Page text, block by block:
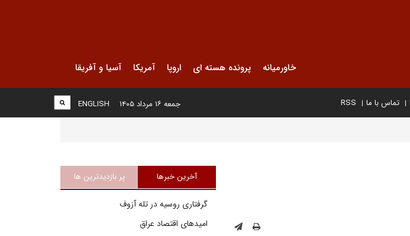
خاورمیانه پرونده هسته ای اروپا آمریکا آسیا و آفریقا
تماس با ما RSS
ENGLISH جمعه ۱۶ مرداد ۱۴۰۵
آخرین خبرها پر بازدیدترین ها
گرفتاری روسیه در تله آزوف
امیدهای اقتصاد عراق